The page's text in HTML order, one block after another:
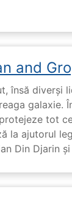
and
însă diverși
galaxie.
tot
la ajutorul
Din Djarin